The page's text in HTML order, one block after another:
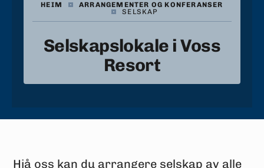
HEIM |
ARRANGEMENTER OG KONFERANSER
|
SELSKAP
Selskapslokale i Voss
Resort
Hjå oss kan du arrangere selskap av alle